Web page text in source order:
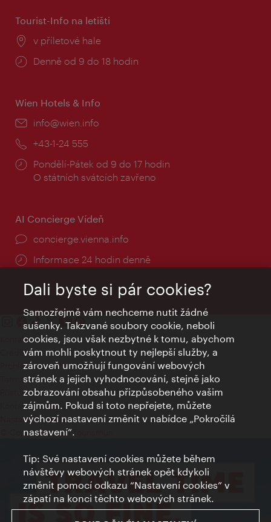
Tourist-Info na letišti
Místo:
v příletové hale
Provozní
Denně od 9 do 18 hodin
Wien Hotels & Info
E-
info@wien.info
Telefon:
+43-1-24 555
Provozní
doba:
Pondělí-Pátek od 9 do 17 hodin
O státních svátcích zavřeno
AI Concierge Vídeň
concierge.vienna.info
Informace 24 hodin denně
Kontakty
Credits
Prohlášení o ochraně osobních údajů
Terms of Use
Přístupnost
Kontakt pro tisk
Nastavení cookies
© Copyright Wien Tourismus
Dali byste si pár cookies?
Samozřejmě vám nechceme nutit žádné
sušenky. Takzvané soubory cookie, neboli
cookies, jsou však nezbytné k tomu, abychom
vám mohli poskytnout ty nejlepší služby, a
zároveň umožňují fungování webových
stránek a jejich vyhodnocování, stejně jako
zobrazování obsahu přizpůsobeného vašim
zájmům. Pokud si toto nepřejete, můžete
výchozí nastavení změnit v nabídce „Pokročilá
nastavení“.
Tip: Své nastavení cookies můžete během
návštěvy webových stránek opět kdykoli
změnit pomocí odkazu “Nastavení cookies” v
zápatí na konci těchto webových stránek.